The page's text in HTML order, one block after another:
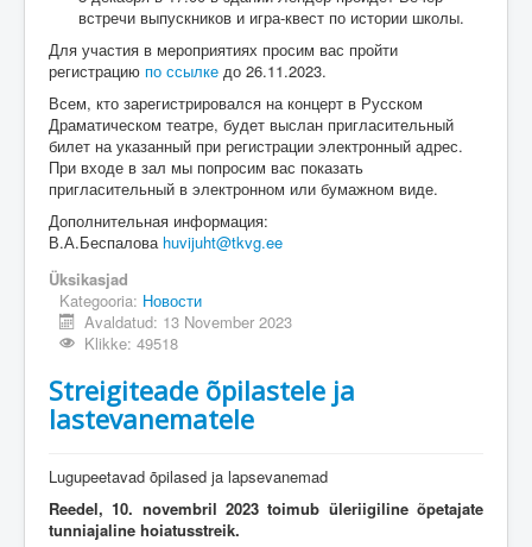
встречи выпускников и игра-квест по истории школы.
Для участия в мероприятиях просим вас пройти
регистрацию по ссылке до 26.11.2023.
Всем, кто зарегистрировался на концерт в Русском
Драматическом театре, будет выслан пригласительный
билет на указанный при регистрации электронный адрес.
При входе в зал мы попросим вас показать
пригласительный в электронном или бумажном виде.
Дополнительная информация:
В.А.Беспалова huvijuht@tkvg.ee
Üksikasjad
Kategooria: Новости
Avaldatud: 13 November 2023
Klikke: 49518
Streigiteade õpilastele ja
lastevanematele
Lugupeetavad õpilased ja lapsevanemad
Reedel, 10. novembril 2023 toimub üleriigiline õpetajate
tunniajaline hoiatusstreik.